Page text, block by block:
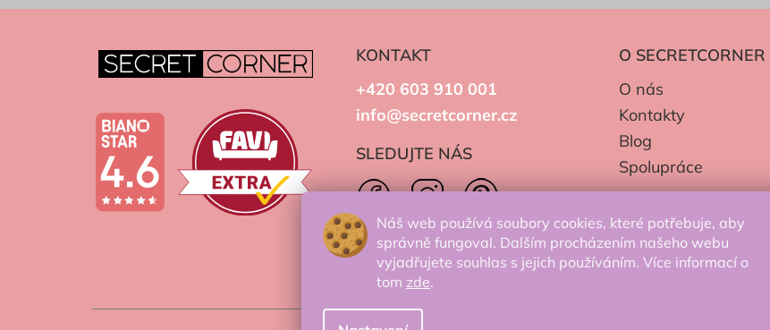
Náš web používá soubory cookies, které potřebuje, aby
správně fungoval. Dalším procházením našeho webu
vyjadřujete souhlas s jejich používáním. Více informací o
tom zde.
KONTAKT
+420 603 910 001
info@secretcorner.cz
SLEDUJTE NÁS
O SECRETCORNER
O nás
Kontakty
Blog
Spolupráce